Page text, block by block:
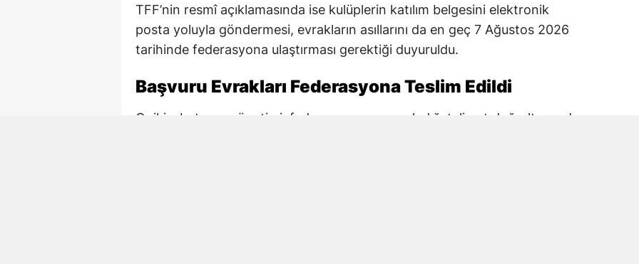
TFF’nin resmî açıklamasında ise kulüplerin katılım belgesini elektronik
posta yoluyla göndermesi, evrakların asıllarını da en geç 7 Ağustos 2026
tarihinde federasyona ulaştırması gerektiği duyuruldu.
Başvuru Evrakları Federasyona Teslim Edildi
Onikişubatspor yönetimi, federasyonun yayımladığı talimat doğrultusunda